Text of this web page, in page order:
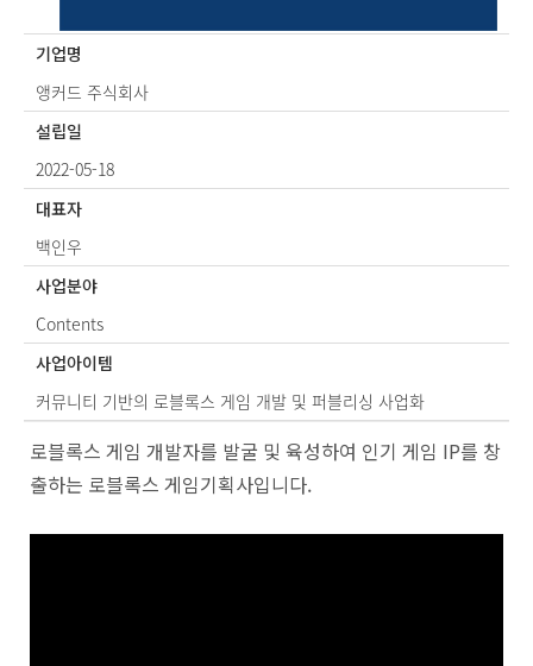
기업명
앵커드 주식회사
설립일
2022-05-18
대표자
백인우
사업분야
Contents
사업아이템
커뮤니티 기반의 로블록스 게임 개발 및 퍼블리싱 사업화
로블록스 게임 개발자를 발굴 및 육성하여 인기 게임 IP를 창
출하는 로블록스 게임기획사입니다.